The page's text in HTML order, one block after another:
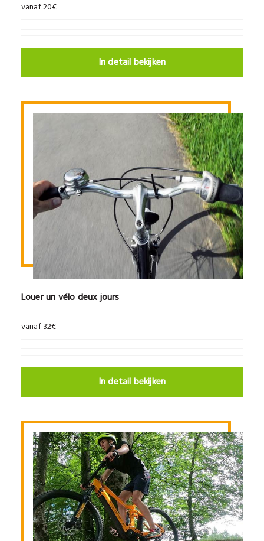
vanaf 20€
In detail bekijken
Louer un vélo deux jours
vanaf 32€
In detail bekijken